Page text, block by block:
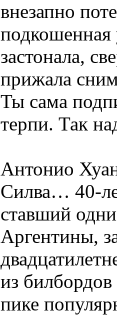
внезапно
застонала,
прижала
Ты сама
терпи. Так
Антонио
Силва… 40-
ставший
Аргентины,
из
пике